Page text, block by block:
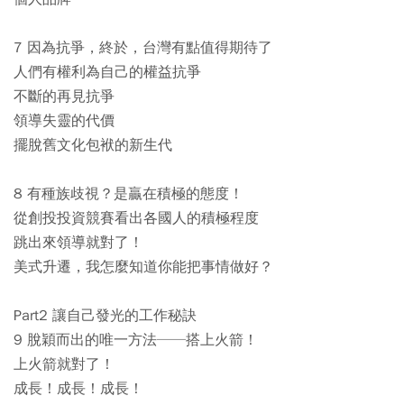
7 因為抗爭，終於，台灣有點值得期待了
人們有權利為自己的權益抗爭
不斷的再見抗爭
領導失靈的代價
擺脫舊文化包袱的新生代
8 有種族歧視？是贏在積極的態度！
從創投投資競賽看出各國人的積極程度
跳出來領導就對了！
美式升遷，我怎麼知道你能把事情做好？
Part2 讓自己發光的工作秘訣
9 脫穎而出的唯一方法──搭上火箭！
上火箭就對了！
成長！成長！成長！